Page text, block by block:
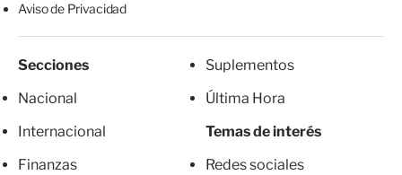
Aviso de Privacidad
Secciones
Nacional
Internacional
Finanzas
Suplementos
Última Hora
Temas de interés
Redes sociales